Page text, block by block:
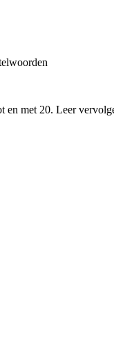
en met 20. Leer